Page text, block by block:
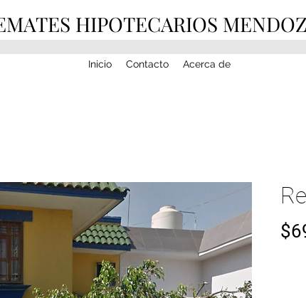
HIPOTECARIOS
Inicio Contacto Acerca de